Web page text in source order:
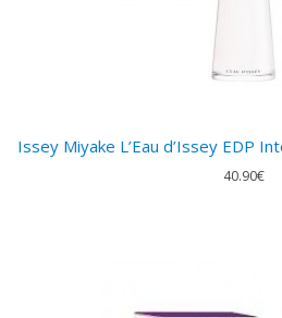
Issey Miyake L’Eau d’Issey EDP
40.90€